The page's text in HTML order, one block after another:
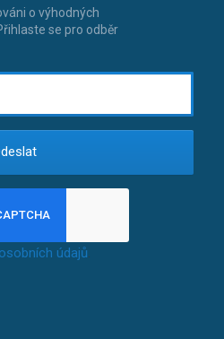
o výhodných
se pro odběr
údajů